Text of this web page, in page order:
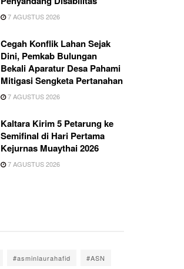
7 AGUSTUS 2026
Cegah Konflik Lahan Sejak
Dini, Pemkab Bulungan
Bekali Aparatur Desa Pahami
Mitigasi Sengketa Pertanahan
7 AGUSTUS 2026
Kaltara Kirim 5 Petarung ke
Semifinal di Hari Pertama
Kejurnas Muaythai 2026
7 AGUSTUS 2026
#asminlaurahafid #ASN